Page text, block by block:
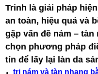
Trinh là giải pháp
an toàn, hiệu quả và
gặp vấn đề nám –
chọn phương pháp
tín để lấy lại làn da
trị nám và tàn nhang